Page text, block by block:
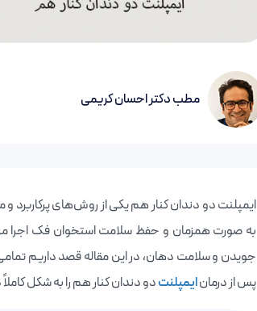
مطب دکتر احسان کریمی
ایمپلنت دو دندان کنار هم یکی از روش‌های پرکاربرد
به صورت همزمان و حفظ سلامت استخوان فک اجرا
جویدن و سلامت دهان، در این مقاله قصد داریم
پس از درمانایمپلنتدو دندان کنار هم را به شکل